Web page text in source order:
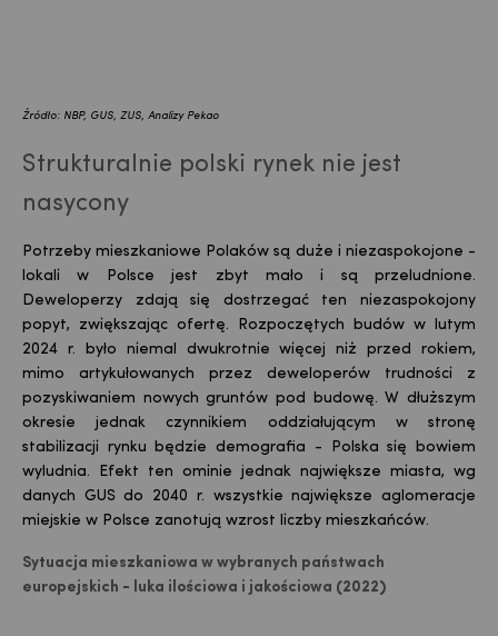
Źródło: NBP, GUS, ZUS, Analizy Pekao
Strukturalnie polski rynek nie jest
nasycony
Potrzeby mieszkaniowe Polaków są duże i niezaspokojone -
lokali w Polsce jest zbyt mało i są przeludnione.
Deweloperzy zdają się dostrzegać ten niezaspokojony
popyt, zwiększając ofertę. Rozpoczętych budów w lutym
2024 r. było niemal dwukrotnie więcej niż przed rokiem,
mimo artykułowanych przez deweloperów trudności z
pozyskiwaniem nowych gruntów pod budowę. W dłuższym
okresie jednak czynnikiem oddziałującym w stronę
stabilizacji rynku będzie demografia - Polska się bowiem
wyludnia. Efekt ten ominie jednak największe miasta, wg
danych GUS do 2040 r. wszystkie największe aglomeracje
miejskie w Polsce zanotują wzrost liczby mieszkańców.
Sytuacja mieszkaniowa w wybranych państwach
europejskich - luka ilościowa i jakościowa (2022)